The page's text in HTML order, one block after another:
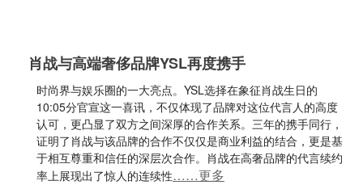
肖战与高端奢侈品牌YSL再度携手
时尚界与娱乐圈的一大亮点。YSL选择在象征肖战生日的
10:05分官宣这一喜讯，不仅体现了品牌对这位代言人的高度
认可，更凸显了双方之间深厚的合作关系。三年的携手同行，
证明了肖战与该品牌的合作不仅仅是商业利益的结合，更是基
于相互尊重和信任的深层次合作。肖战在高奢品牌的代言续约
率上展现出了惊人的连续性……更多